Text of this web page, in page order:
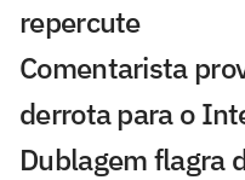
repercute
Comentarista
derrota para o
Dublagem flagra